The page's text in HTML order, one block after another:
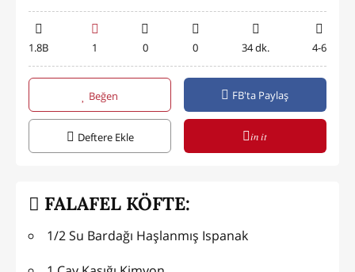
1.8B 1 0 0 34 dk. 4-6
Beğen FB'ta Paylaş
Deftere Ekle in it
FALAFEL KÖFTE:
1/2 Su Bardağı Haşlanmış Ispanak